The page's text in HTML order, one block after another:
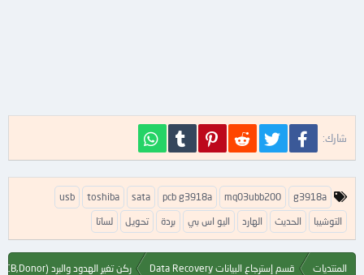
شارك: فيسبوك تويتر Reddit
Pinterest
Tumblr
ا
ل
ك
ل
م
ا
g3918a
mq03ubb200
pcb g3918a
sata
toshiba
usb
التوشيبا
الحديث الهارد اليو اس بي بردة تحويل لساتا
المنتديات قسم إسترجاع البيانات Data Recovery ركن تغير الهدود والبرد Hard Drive (PCB,Donor)